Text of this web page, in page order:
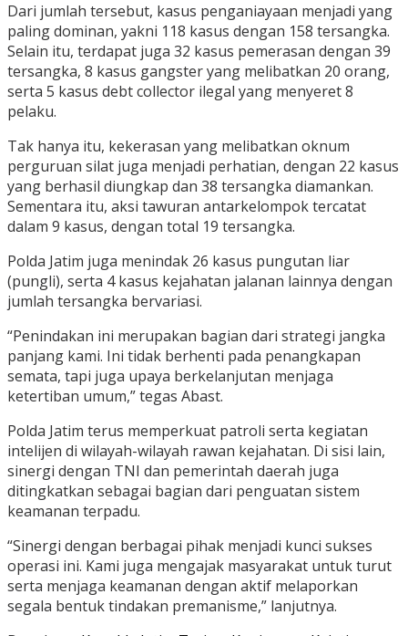
Dari jumlah tersebut, kasus penganiayaan menjadi yang
paling dominan, yakni 118 kasus dengan 158 tersangka.
Selain itu, terdapat juga 32 kasus pemerasan dengan 39
tersangka, 8 kasus gangster yang melibatkan 20 orang,
serta 5 kasus debt collector ilegal yang menyeret 8
pelaku.
Tak hanya itu, kekerasan yang melibatkan oknum
perguruan silat juga menjadi perhatian, dengan 22 kasus
yang berhasil diungkap dan 38 tersangka diamankan.
Sementara itu, aksi tawuran antarkelompok tercatat
dalam 9 kasus, dengan total 19 tersangka.
Polda Jatim juga menindak 26 kasus pungutan liar
(pungli), serta 4 kasus kejahatan jalanan lainnya dengan
jumlah tersangka bervariasi.
“Penindakan ini merupakan bagian dari strategi jangka
panjang kami. Ini tidak berhenti pada penangkapan
semata, tapi juga upaya berkelanjutan menjaga
ketertiban umum,” tegas Abast.
Polda Jatim terus memperkuat patroli serta kegiatan
intelijen di wilayah-wilayah rawan kejahatan. Di sisi lain,
sinergi dengan TNI dan pemerintah daerah juga
ditingkatkan sebagai bagian dari penguatan sistem
keamanan terpadu.
“Sinergi dengan berbagai pihak menjadi kunci sukses
operasi ini. Kami juga mengajak masyarakat untuk turut
serta menjaga keamanan dengan aktif melaporkan
segala bentuk tindakan premanisme,” lanjutnya.